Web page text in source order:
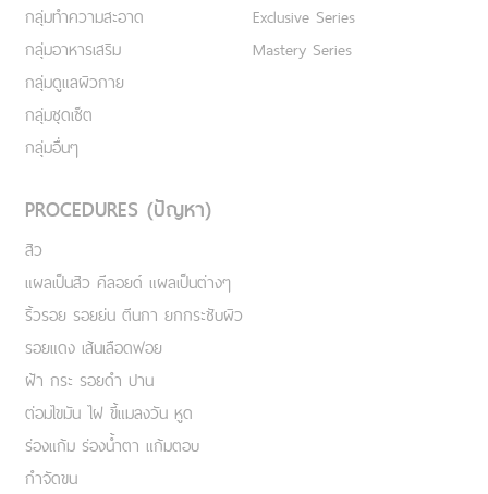
กลุ่มทำความสะอาด
กลุ่มอาหารเสริม
กลุ่มดูแลผิวกาย
กลุ่มชุดเซ็ต
กลุ่มอื่นๆ
Exclusive Series
Mastery Series
PROCEDURES (ปัญหา)
สิว
แผลเป็นสิว คีลอยด์ แผลเป็นต่างๆ
ริ้วรอย รอยย่น ตีนกา ยกกระชับผิว
รอยแดง เส้นเลือดฟอย
ฝ้า กระ รอยดำ ปาน
ต่อมไขมัน ไฝ ขี้แมลงวัน หูด
ร่องแก้ม ร่องน้ำตา แก้มตอบ
กำจัดขน